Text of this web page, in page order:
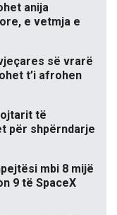
anija
e vetmja e
së vrarë
t’i afrohen
të
për shpërndarje
mbi 8 mijë
9 të SpaceX